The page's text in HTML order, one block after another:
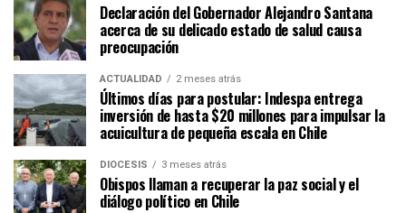
Declaración del Gobernador Alejandro Santana
acerca de su delicado estado de salud causa
preocupación
ACTUALIDAD 2 meses atrás
Últimos días para postular: Indespa entrega
inversión de hasta $20 millones para impulsar la
acuicultura de pequeña escala en Chile
DIÓCESIS 3 meses atrás
Obispos llaman a recuperar la paz social y el
diálogo político en Chile